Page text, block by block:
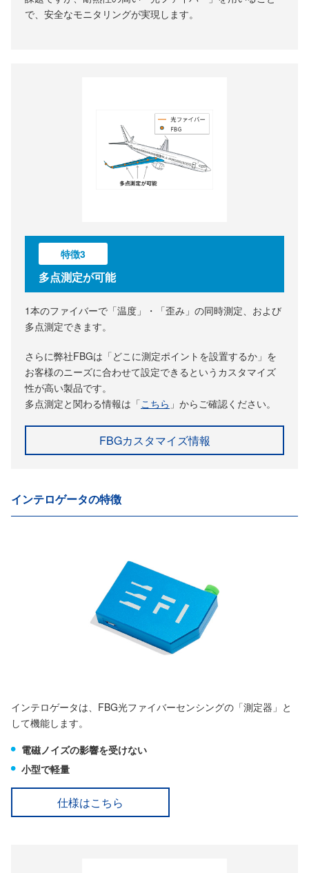
で、安全なモニタリングが実現します。
特徴3
多点測定が可能
1本のファイバーで「温度」・「歪み」の同時測定、および
多点測定できます。
さらに弊社FBGは「どこに測定ポイントを設置するか」を
お客様のニーズに合わせて設定できるというカスタマイズ
性が高い製品です。
多点測定と関わる情報は「こちら 」からご確認ください。
FBGカスタマイズ情報
インテロゲータの特徴
インテロゲータは、FBG光ファイバーセンシングの「測定器」と
して機能します。
電磁ノイズの影響を受けない
小型で軽量
仕様はこちら